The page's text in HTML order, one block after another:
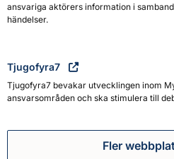
ansvariga aktörers information i
händelser.
Tjugofyra7
Tjugofyra7 bevakar utvecklingen inom
ansvarsområden och ska stimulera till
Fler